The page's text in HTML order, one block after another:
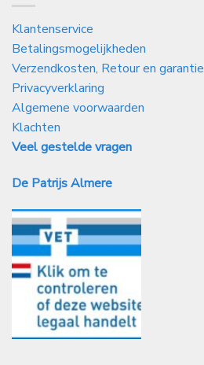
Klantenservice
Betalingsmogelijkheden
Verzendkosten, Retour en garantie
Privacyverklaring
Algemene voorwaarden
Klachten
Veel gestelde vragen
De Patrijs Almere